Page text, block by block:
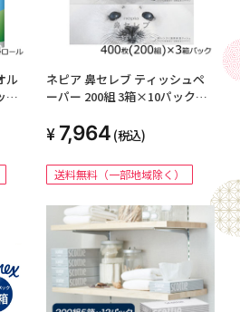
ル
ク
ネピア 鼻セレブ ティッシュペ
ーパー 200組 3箱×10パック
7,964 (税込)
送料無料（一部地域除く）